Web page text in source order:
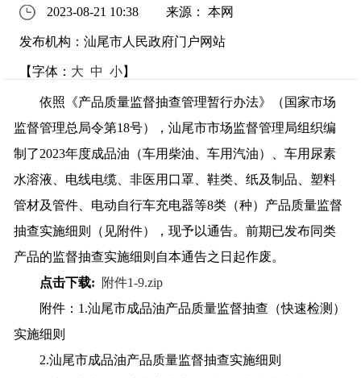
2023-08-21 10:38 来源： 本网
发布机构：汕尾市人民政府门户网站
【字体： 大 中 小】
依照《产品质量监督抽查管理暂行办法》（国家市场
监督管理总局令第18号），汕尾市市场监督管理局组织编
制了2023年度成品油（车用柴油、车用汽油）、车用尿素
水溶液、电线电缆、非医用口罩、鞋类、纸及制品、塑料
管材及管件、电动自行车充电器等8类（种）产品质量监督
抽查实施细则（见附件），现予以通告。前期已发布同类
产品的监督抽查实施细则自本通告之日起作废。
点击下载:
附件1-9.zip
附件：1.汕尾市成品油产品质量监督抽查（快速检测）
实施细则
2.汕尾市成品油产品质量监督抽查实施细则